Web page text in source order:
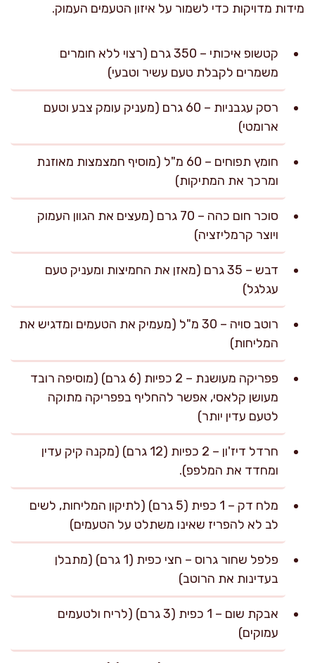
מידות מדויקות כדי לשמור על איזון הטעמים העמוק.
קטשופ איכותי – 350 גרם (רצוי ללא חומרים
משמרים לקבלת טעם עשיר וטבעי)
רסק עגבניות – 60 גרם (מעניק עומק צבע וטעם
ארומטי)
חומץ תפוחים – 60 מ"ל (מוסיף חמצמצות מאוזנת
ומרכך את המתיקות)
סוכר חום כהה – 70 גרם (מעצים את הגוון העמוק
ויוצר קרמליזציה)
דבש – 35 גרם (מאזן את החמיצות ומעניק טעם
עגלגל)
רוטב סויה – 30 מ"ל (מעמיק את הטעמים ומדגיש את
המליחות)
פפריקה מעושנת – 2 כפיות (6 גרם) (מוסיפה רובד
מעושן קלאסי, אפשר להחליף בפפריקה מתוקה
לטעם עדין יותר)
חרדל דיז'ון – 2 כפיות (12 גרם) (מקנה קיק עדין
ומחדד את המלפפ).
מלח דק – 1 כפית (5 גרם) (לתיקון המליחות, לשים
לב לא להפריז שאינו משתלט על הטעמים)
פלפל שחור גרוס – חצי כפית (1 גרם) (מתבלן
בעדינות את הרוטב)
אבקת שום – 1 כפית (3 גרם) (לריח ולטעמים
עמוקים)